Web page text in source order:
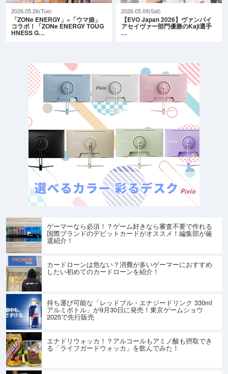
2026.05.26(Tue)
「ZONe ENERGY」×「ウマ娘」
コラボ！「ZONe ENERGY TOUG
HNESS G…
2026.05.09(Sat)
【EVO Japan 2026】ヴァンパイ
アセイヴァー部門優勝のKaji選手
…
ゲーマーなら必須！？ゲーム好きなら審査不要で作れる
国際ブランドのデビットカードがオススメ！編集部が厳
選紹介！
カードローンは危ない？消費が多いゲーマーにおすすめ
したい初めてのカードローンを紹介！
持ち運び可能な「レッドブル・エナジードリンク 330ml
アルミボトル」が9月30日に発売！東京ゲームショウ
2025で先行販売
エナドリウォッカ！？アルコールもアミノ酸も摂取でき
る「ライフガードウォッカ」を飲んでみた！